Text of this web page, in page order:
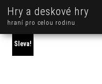
Hry a deskové hry
hraní pro celou rodinu
Sleva!